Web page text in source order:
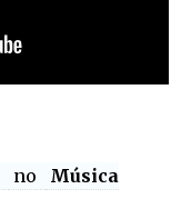
no
Música